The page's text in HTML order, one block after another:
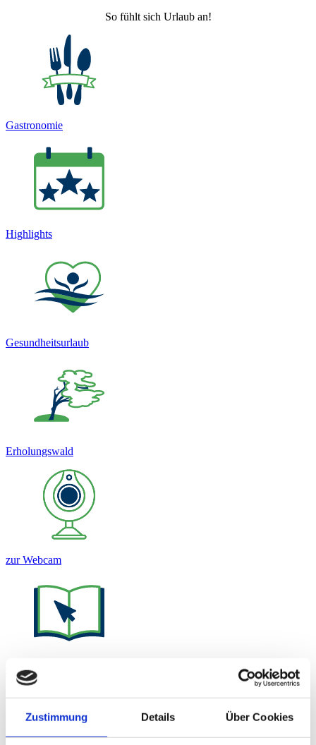
Zustimmung Details Über Cookies
So fühlt sich Urlaub an!
Gastronomie
Highlights
Gesundheitsurlaub
Erholungswald
zur Webcam
Gastgeberverzeichnis